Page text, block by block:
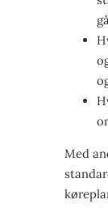
Med